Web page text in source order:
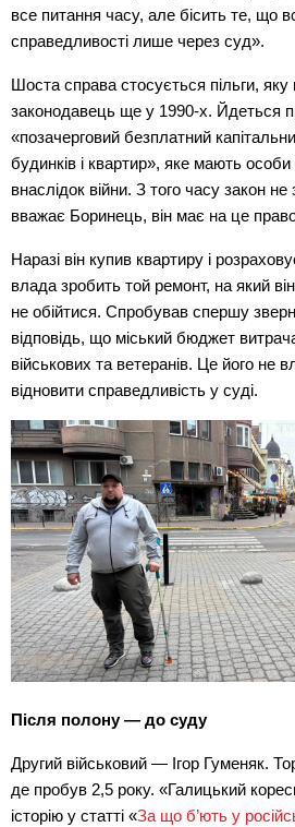
все питання часу, але бісить те, що
справедливості лише через суд».
Шоста справа стосується пільги,
законодавець ще у 1990-х. Йдеться
«позачерговий безплатний
будинків і квартир», яке мають особи
внаслідок війни. З того часу закон
вважає Боринець, він має на це
Наразі він купив квартиру і
влада зробить той ремонт, на який
не обійтися. Спробував спершу
відповідь, що міський бюджет
військових та ветеранів. Це його не
відновити справедливість у суді.
Після полону — до суду
Другий військовий — Ігор Гуменяк.
де пробув 2,5 року. «Галицький
історію у статті «За що б’ють у